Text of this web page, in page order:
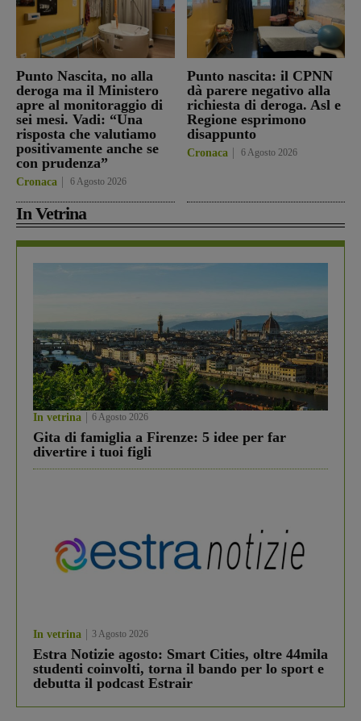
Punto Nascita, no alla
deroga ma il Ministero
apre al monitoraggio di
sei mesi. Vadi: “Una
risposta che valutiamo
positivamente anche se
con prudenza”
Cronaca 6 Agosto 2026
Punto nascita: il CPNN
dà parere negativo alla
richiesta di deroga. Asl e
Regione esprimono
disappunto
Cronaca 6 Agosto 2026
In Vetrina
In vetrina 6 Agosto 2026
Gita di famiglia a Firenze: 5 idee per far
divertire i tuoi figli
In vetrina 3 Agosto 2026
Estra Notizie agosto: Smart Cities, oltre 44mila
studenti coinvolti, torna il bando per lo sport e
debutta il podcast Estrair